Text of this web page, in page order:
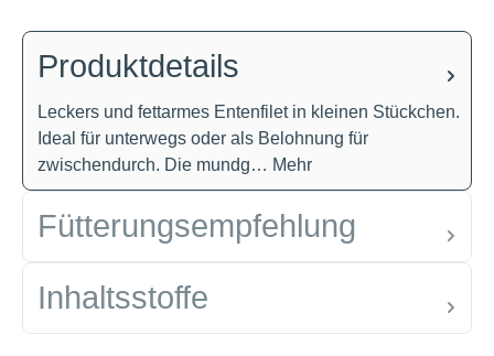
Produktdetails
Leckers und fettarmes Entenfilet in kleinen Stückchen.
Ideal für unterwegs oder als Belohnung für
zwischendurch. Die mundg… Mehr
Fütterungsempfehlung
Inhaltsstoffe